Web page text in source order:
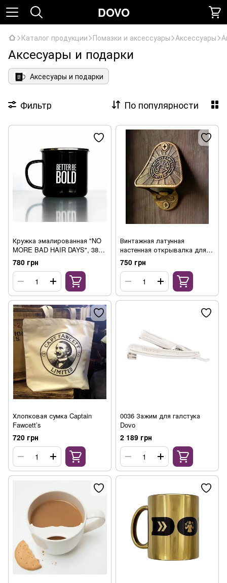
DOVO
Каталог продукции Помазки и аксессуары Аксессуары
Аксесуары и подарки
Аксесуары и подарки
Фильтр По популярности
Кружка эмалированная "NO
MORE BAD HAIR DAYS", 380
мл
780 грн
Винтажная латунная
настенная открывалка для
бутылок Captain Fawcett’s
750 грн
Хлопковая сумка Captain
Fawcett’s
720 грн
0036 Зажим для галстука
Dovo
2 189 грн